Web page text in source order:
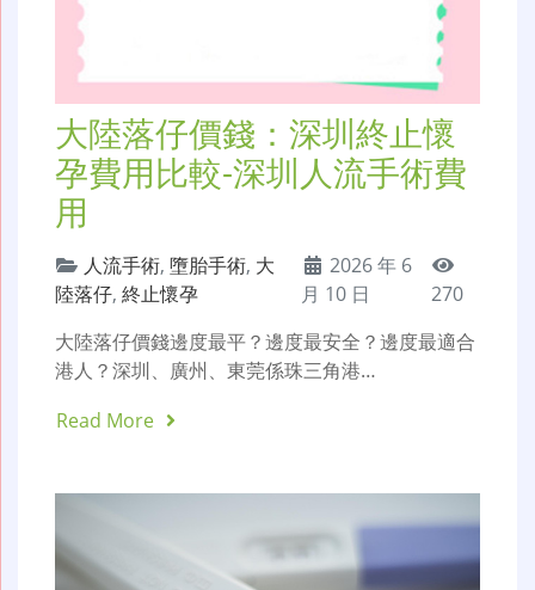
大陸落仔價錢：深圳終止懷
孕費用比較-深圳人流手術費
用
人流手術, 墮胎手術, 大
陸落仔, 終止懷孕
2026 年 6
月 10 日
270
大陸落仔價錢邊度最平？邊度最安全？邊度最適合
港人？深圳、廣州、東莞係珠三角港…
Read More